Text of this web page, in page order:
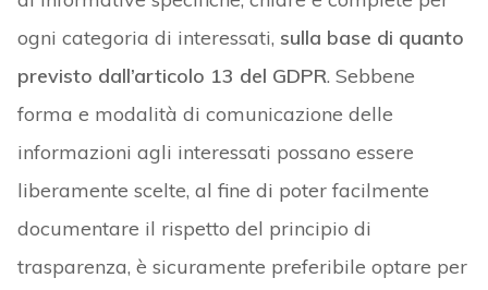
ogni categoria di interessati, sulla base di quanto
previsto dall’articolo 13 del GDPR. Sebbene
forma e modalità di comunicazione delle
informazioni agli interessati possano essere
liberamente scelte, al fine di poter facilmente
documentare il rispetto del principio di
trasparenza, è sicuramente preferibile optare per